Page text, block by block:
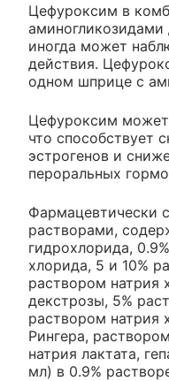
Цефуроксим в
аминогликозидами
иногда может
действия.
одном шприце с
Цефуроксим может
что способствует
эстрогенов и
пероральных
Фармацевтически
растворами,
гидрохлорида,
хлорида, 5 и 10%
раствором натрия
декстрозы, 5%
раствором натрия
Рингера,
натрия лактата,
мл) в 0.9%